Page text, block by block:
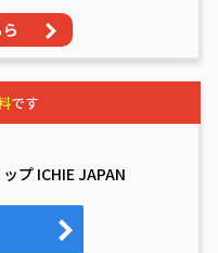
です
プ ICHIE JAPAN